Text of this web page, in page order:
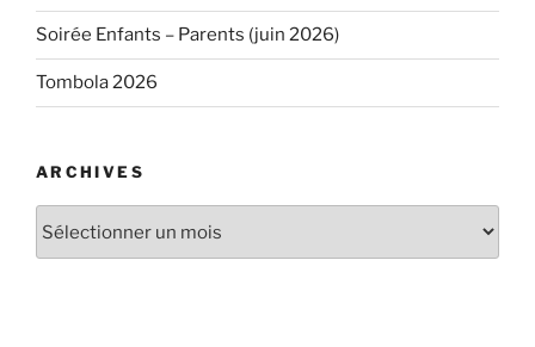
Soirée Enfants – Parents (juin 2026)
Tombola 2026
ARCHIVES
Archives